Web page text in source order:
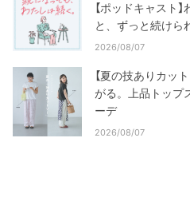
【ポッドキャスト
と、ずっと続けら
2026/08/07
【夏の技ありカッ
がる。上品トップ
ーデ
2026/08/07